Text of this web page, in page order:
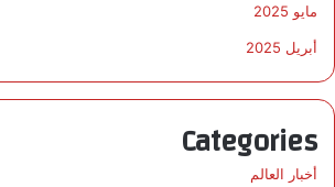
مايو 2025
أبريل 2025
Categories
أخبار العالم